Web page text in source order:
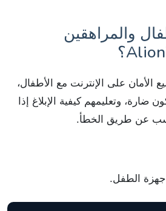
والمراهقين
الأمان على الإنترنت مع الأطفال،
ضارة، وتعليمهم كيفية الإبلاغ إذا
عن طريق الخطأ.
الطفل.